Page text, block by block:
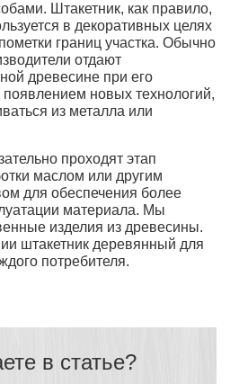
Штакетник, как правило,
в декоративных целях
границ участка. Обычно
отдают
древесине при его
появлением новых технологий,
из металла или
проходят этап
маслом или другим
для обеспечения более
материала. Мы
изделия из древесины.
штакетник деревянный для
потребителя.
в статье?